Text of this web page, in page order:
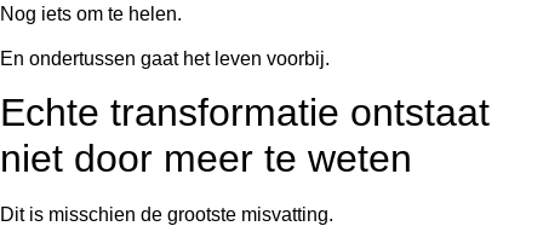
Nog iets om te helen.
En ondertussen gaat het leven voorbij.
Echte transformatie ontstaat
niet door meer te weten
Dit is misschien de grootste misvatting.